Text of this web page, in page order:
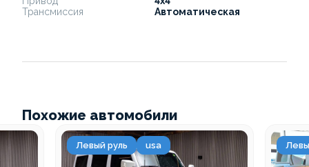
Трансмиссия
Автоматическая
Похожие автомобили
Левый руль usa